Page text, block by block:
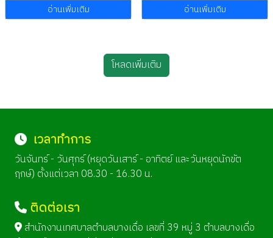
อ่านเพิ่มเติม อ่านเพิ่มเติม
โหลดเพิ่มเติม
เวลาทำการ
วันจันทร์ - วันศุกร์ (หยุดวันเสาร์ - อาทิตย์ และวันหยุดนักขัต
ฤกษ์) ตั้งแต่เวลา 08.30 - 16.30 น.
ติดต่อเรา
สำนักงานเทศบาลตำบลบางเดื่อ เลขที่ 39 หมู่ 3 ตำบลบางเดื่อ